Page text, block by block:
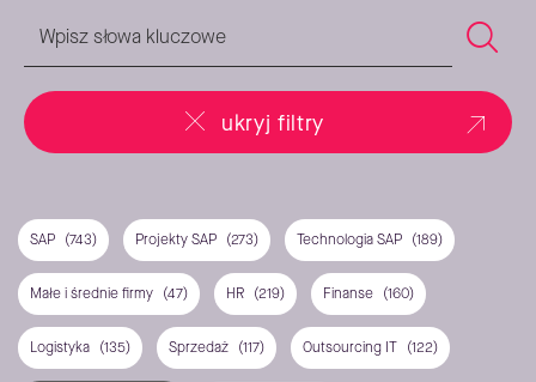
ukryj filtry
SAP (743) Projekty SAP (273) Technologia SAP (189)
Małe i średnie firmy (47) HR (219) Finanse (160)
Logistyka (135) Sprzedaż (117) Outsourcing IT (122)